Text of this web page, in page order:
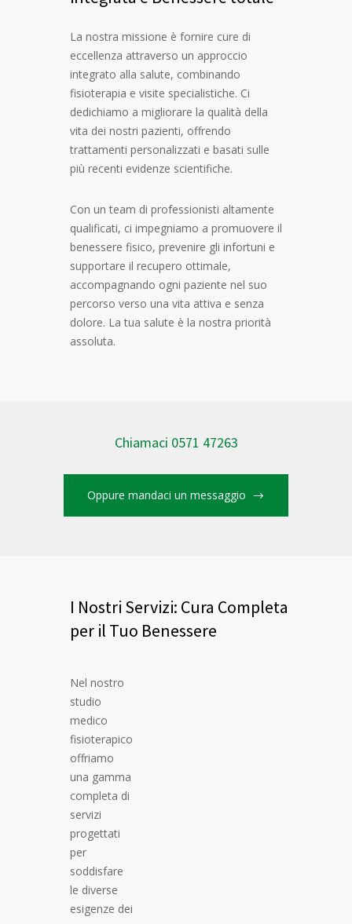
La nostra missione è fornire cure di
eccellenza attraverso un approccio
integrato alla salute, combinando
fisioterapia e visite specialistiche. Ci
dedichiamo a migliorare la qualità della
vita dei nostri pazienti, offrendo
trattamenti personalizzati e basati sulle
più recenti evidenze scientifiche.
Con un team di professionisti altamente
qualificati, ci impegniamo a promuovere il
benessere fisico, prevenire gli infortuni e
supportare il recupero ottimale,
accompagnando ogni paziente nel suo
percorso verso una vita attiva e senza
dolore. La tua salute è la nostra priorità
assoluta.
Chiamaci 0571 47263
Oppure mandaci un messaggio
I Nostri Servizi: Cura Completa
per il Tuo Benessere
Nel nostro
studio
medico
fisioterapico
offriamo
una gamma
completa di
servizi
progettati
per
soddisfare
le diverse
esigenze dei